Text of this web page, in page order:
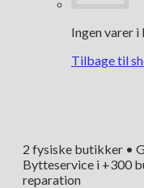
Ingen varer i
Tilbage til
2 fysiske butikker •
Bytteservice i +300
reparation